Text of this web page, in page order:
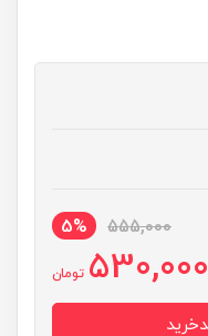
555,000
5%
530,000 تومان